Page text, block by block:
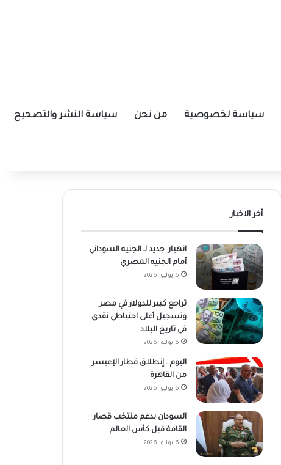
سياسة لخصوصية من نحن سياسة النشر والتصحيح
أخر الاخبار
انهيار جديد لـ الجنيه السوداني
أمام الجنيه المصري
6 يوليو، 2026
تراجع كبير للدولار في مصر
وتسجيل أعلى احتياطي نقدي
في تاريخ البلاد
6 يوليو، 2026
اليوم… إنطلاق قطار الإعيسر
من القاهرة
6 يوليو، 2026
السودان يدعم منتخب قصار
القامة قبل كأس العالم
6 يوليو، 2026